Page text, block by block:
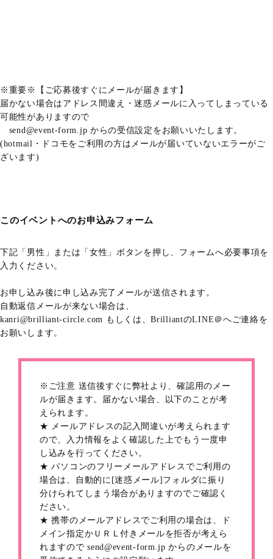
※重要※【ご応募後すぐにメールが届きます】
届かない場合はアドレス間違え・迷惑メールに入ってしまっている
可能性がありますので
send@event-form.jp からの受信設定をお願いいたします。
(hotmail・ドコモをご利用の方はメールが届いていないエラーがご
ざいます)
このイベントへのお申込みフォーム
下記「男性」または「女性」ボタンを押し、フォームへ必要事項を
入力ください。
お申し込み後に申し込み完了メールが送信されます。
自動返信メールが来ない場合は、
kanri@brilliant-circle.com もしくは、BrilliantのLINE＠へご連絡を
お願いします。
※ご注意 送信後すぐに弊社より、確認用のメー
ルが届きます。届かない場合、以下のことが考
えられます。
★ メールアドレスの記入間違いが考えられます
ので、入力情報をよく確認した上でもう一度申
し込みを行ってください。
★ パソコンのフリーメールアドレスでご利用の
場合は、自動的に[迷惑メール]フォルダに振り
分けられてしまう場合がありますのでご確認く
ださい。
★ 携帯のメールアドレスでご利用の場合は、ド
メイン指定かＵＲＬ付きメールを拒否が考えら
れますので send@event-form.jp からのメールを